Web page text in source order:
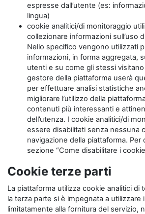
espresse dall’utente (es:
lingua)
cookie analitici/di monitoraggio
collezionare informazioni sull’uso
Nello specifico vengono utilizzati
informazioni, in forma aggregata,
utenti e su come gli stessi
gestore della piattaforma userà
per effettuare analisi statistiche
migliorare l’utilizzo della
contenuti più interessanti e
dell’utenza. I cookie analitici/di
essere disabilitati senza nessuna
navigazione della piattaforma. Per
sezione “Come disabilitare i
Cookie terze parti
La piattaforma utilizza cookie analitici di
la terza parte si è impegnata a utilizzare
limitatamente alla fornitura del servizio,